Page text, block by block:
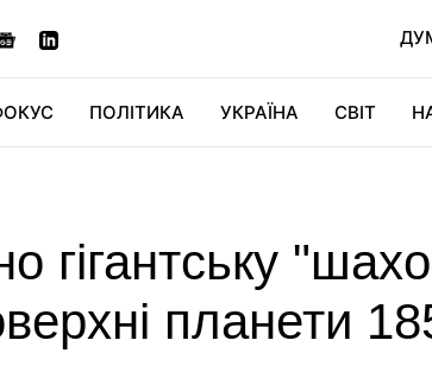
ПОЛІТИКА УКРАЇНА СВІТ
гігантську
планети